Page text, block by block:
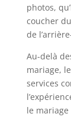
photos,
coucher
de
Au-delà
mariage,
services
le